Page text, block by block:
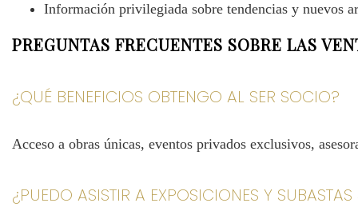
Información privilegiada sobre tendencias y nuevos
PREGUNTAS FRECUENTES SOBRE LAS
¿QUÉ BENEFICIOS OBTENGO AL SER SOCIO?
Acceso a obras únicas, eventos privados exclusivos,
¿PUEDO ASISTIR A EXPOSICIONES Y